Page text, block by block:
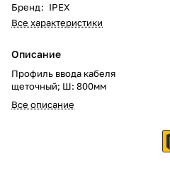
Бренд: IPEX
Все характеристики
Описание
Профиль ввода кабеля
щеточный; Ш: 800мм
Все описание